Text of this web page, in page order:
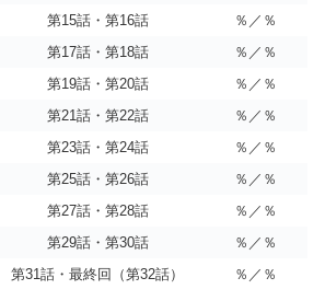
第15話・第16話
％／％
第17話・第18話
％／％
第19話・第20話
％／％
第21話・第22話
％／％
第23話・第24話
％／％
第25話・第26話
％／％
第27話・第28話
％／％
第29話・第30話
％／％
第31話・最終回（第32話）
％／％